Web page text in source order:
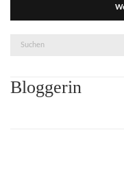
Suche
Bloggerin